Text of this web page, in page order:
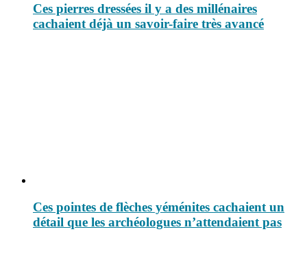
Ces pierres dressées il y a des millénaires
cachaient déjà un savoir-faire très avancé
Ces pointes de flèches yéménites cachaient un
détail que les archéologues n’attendaient pas